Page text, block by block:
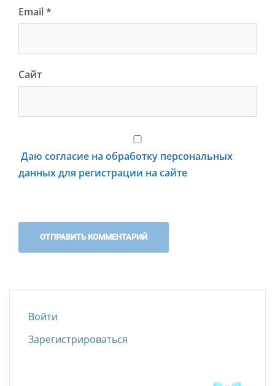
Email*
Сайт
Даю согласие на обработку персональных
данных для регистрации на сайте
Войти
Зарегистрироваться